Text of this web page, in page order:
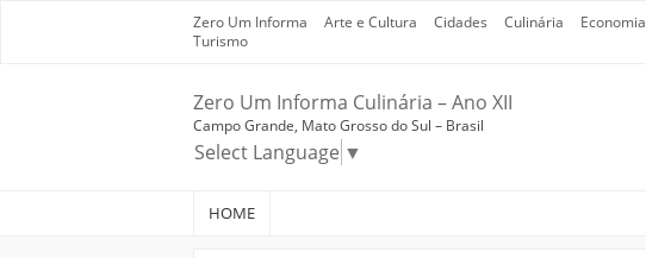
Zero Um Informa Arte e Cultura Cidades Culinária Economia
Turismo
Zero Um Informa Culinária – Ano XII
Campo Grande, Mato Grosso do Sul – Brasil
Select Language ▼
HOME